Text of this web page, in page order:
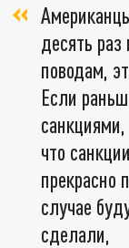
десять
поводам,
Если
санкциями,
что
прекрасно
случае
сделали,